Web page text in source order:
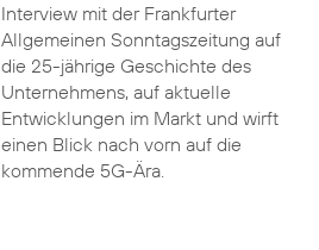
Interview mit der Frankfurter
Allgemeinen Sonntagszeitung auf
die 25-jährige Geschichte des
Unternehmens, auf aktuelle
Entwicklungen im Markt und wirft
einen Blick nach vorn auf die
kommende 5G-Ära.